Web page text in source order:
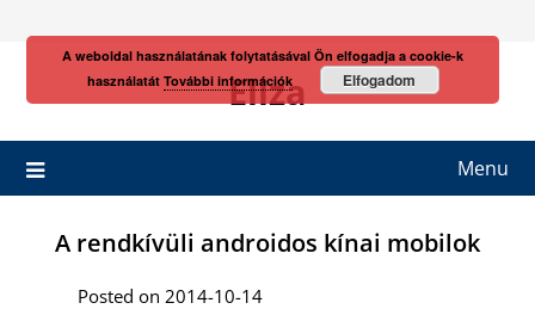
Eliza
Menu
A rendkívüli androidos kínai mobilok
Posted on 2014-10-14
A weboldal használatának folytatásával Ön elfogadja a cookie-k
használatát További információk Elfogadom